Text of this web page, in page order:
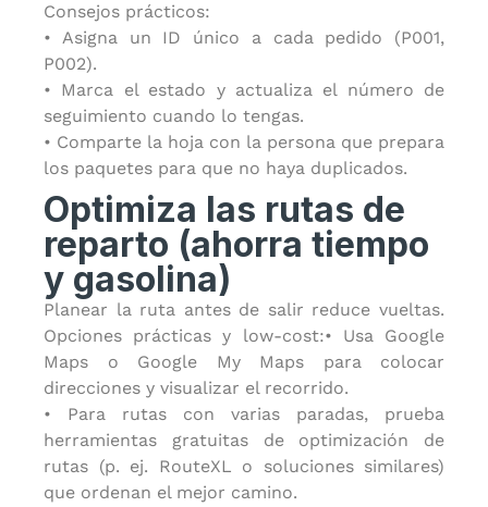
Consejos prácticos:
• Asigna un ID único a cada pedido (P001,
P002).
• Marca el estado y actualiza el número de
seguimiento cuando lo tengas.
• Comparte la hoja con la persona que prepara
los paquetes para que no haya duplicados.
Optimiza las rutas de
reparto (ahorra tiempo
y gasolina)
Planear la ruta antes de salir reduce vueltas.
Opciones prácticas y low-cost:• Usa Google
Maps o Google My Maps para colocar
direcciones y visualizar el recorrido.
• Para rutas con varias paradas, prueba
herramientas gratuitas de optimización de
rutas (p. ej. RouteXL o soluciones similares)
que ordenan el mejor camino.